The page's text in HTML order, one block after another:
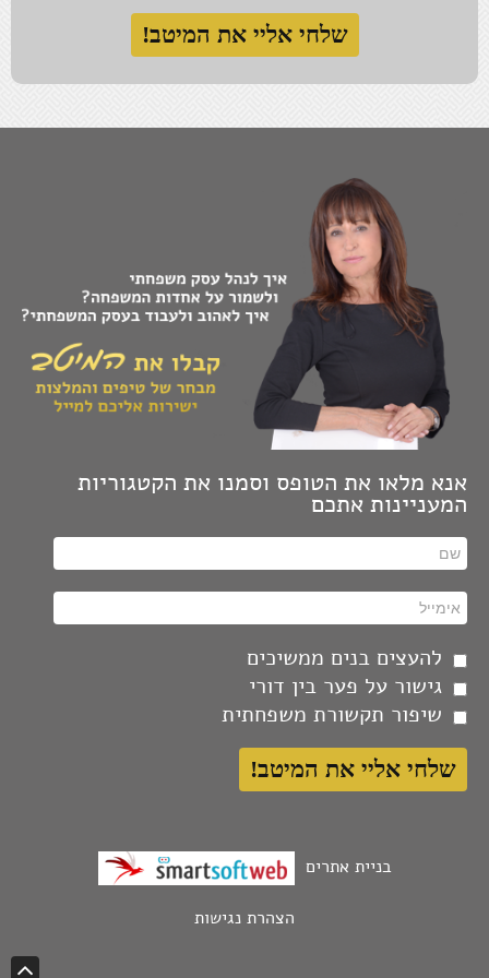
נאמנות למקור ואותנטיות הכרחיות בעיקר כאשר צריך
למחשבות אחרות של אנשים אחרים.
התעקשתי על עקרונות חשובים בחיי, בסוף נשארנו אני
טוב-לב זו הדרך שלי להגדיר את כוחי.
רשת בטחון מספקת תחושת ביטחון, לא בטחון.
האומץ לקחת צעד אחורה ולהביט על התמונה מרחוק,
יכול לקרב.
הכול או לא כלום, הפסד של מקום טוב באמצע.
היכולת שלך לומר "לא" כמו זכויות יוצרים, אין להפר
התעלמות מאחרים גובה מחיר גבוה יותר מההתמודדות
יצירתיות זו תוצאה של אין סוף עבודה, השקעה ומאמץ.
בחירות קיימות רק במידה ויוצרים מספר אופציות.
להסתגל למצוי וליזום רצוי, זו יצירת מציאות מיטבית.
כלום לא מעכב יותר מאשר עקבות העבר.
מעורבות זה כל מה שנדרש כדי שאחרים יתערו בחיי.
סיפוק אישי איננו יודע את הדרך, הוא צריך הכוונה.
אנא מלאו את הטופס וסמנו את הקטגוריות
המעניינות אתכם
להעצים בנים ממשיכים
גישור על פער בין דורי
שיפור תקשורת משפחתית
בניית אתרים
הצהרת נגישות